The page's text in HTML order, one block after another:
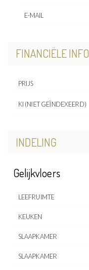
E-MAIL
FINANCIËLE INFO
PRIJS
KI (NIET GEÏNDEXEERD)
INDELING
Gelijkvloers
LEEFRUIMTE
KEUKEN
SLAAPKAMER
SLAAPKAMER